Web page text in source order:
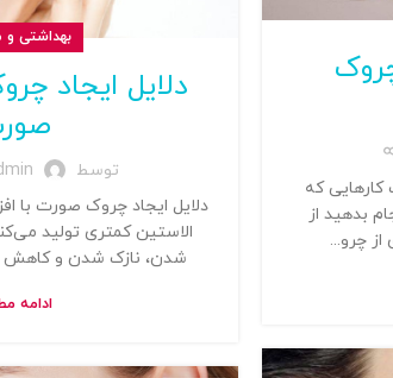
که
بدهید از
چرو...
بهداشتی و
دلایل ایجاد
توسط
دلایل ایجاد چروک صورت با
الاستین کمتری تولید
شدن، نازک شدن و کاهش
ادامه